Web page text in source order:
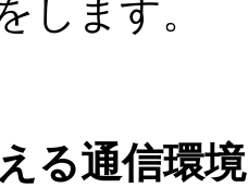
します。
る通信環